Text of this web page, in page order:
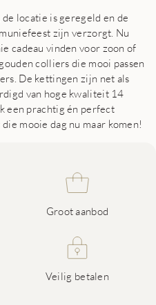
locatie is geregeld en de
zijn verzorgt. Nu
cadeau vinden voor zoon of
colliers die mooi passen
De kettingen zijn net als
van hoge kwaliteit 14
een prachtig én perfect
mooie dag nu maar komen!
Groot aanbod
Veilig betalen